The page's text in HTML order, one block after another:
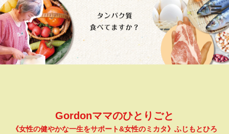
Gordonママのひとりごと
《女性の健やかな一生をサポート&女性のミカタ》ふじもとひろ